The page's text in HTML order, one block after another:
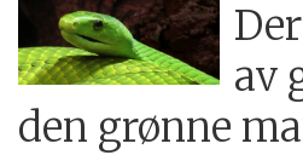
av
den grønne